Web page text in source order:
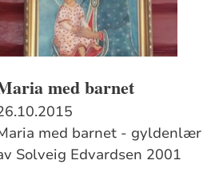
med barnet
med barnet - gyldenlær
Solveig Edvardsen 2001